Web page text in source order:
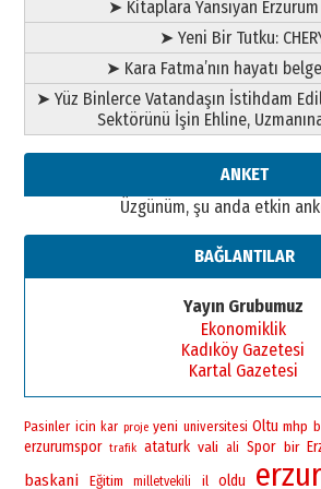
”Reisimiz” idi… Hakka
26 Mart 2026 Perşembe
Cem Bakırcı
Ardında bıraktığı
gönül adamı Faruk
13 Mayıs 2026 Çarşamba
Esat BİNDESEN
Başkan Sekmen’den
bir vizyon proje daha!
➤ Kitaplara Yansıyan Erzurum
➤ Yeni Bir Tutku:
➤ Kara Fatma’nın hayatı
➤ Yüz Binlerce Vatandaşın İstihdam
Sektörünü İşin Ehline,
ANKET
Üzgünüm, şu anda etkin
BAĞLANTILAR
Yayın Grubumuz
Ekonomiklik
Kadıköy Gazetesi
Kartal Gazetesi
Pasinler icin kar proje yeni universitesi Oltu mhp
erzurumspor trafik ataturk vali ali Spor bir
baskani Eğitim milletvekili il oldu